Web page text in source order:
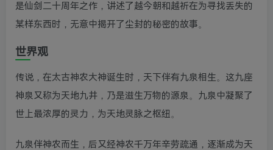
是仙剑二十周年之作，讲述了越今朝和越祈在为寻找丢失的
某样东西时，无意中揭开了尘封的秘密的故事。
世界观
传说，在太古神农大神诞生时，天下伴有九泉相生。这九座
神泉又称为天地九井，乃是滋生万物的源泉。九泉中凝聚了
世上最浓厚的灵力，为天地灵脉之枢纽。
九泉伴神农而生，后又经神农千万年辛劳疏通，逐渐成为天